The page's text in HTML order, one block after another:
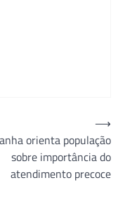
orienta população
sobre importância do
atendimento precoce
⟶